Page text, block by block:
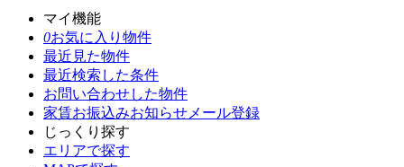
マイ機能
0お気に入り物件
最近見た物件
最近検索した条件
お問い合わせした物件
家賃お振込みお知らせメール登録
じっくり探す
エリアで探す